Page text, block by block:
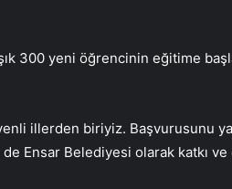
300 yeni öğrencinin eğitime
illerden biriyiz. Başvurusunu
Ensar Belediyesi olarak katkı